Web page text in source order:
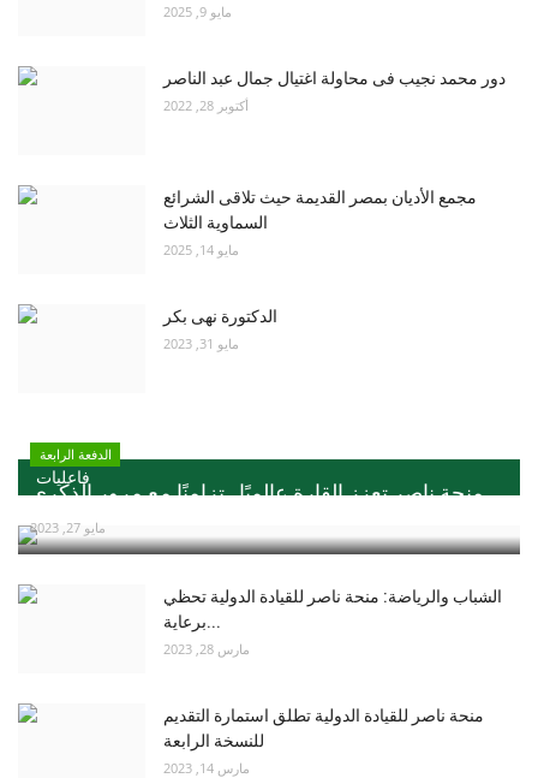
مايو 9, 2025
دور محمد نجيب فى محاولة اغتيال جمال عبد الناصر
أكتوبر 28, 2022
مجمع الأديان بمصر القديمة حيث تلاقى الشرائع
السماوية الثلاث
مايو 14, 2025
الدكتورة نهى بكر
مايو 31, 2023
فاعليات
الدفعة الرابعة
منحة ناصر تعزز القارة عالميًا ..تزامنًا مع مرور الذكري...
مايو 27, 2023
الشباب والرياضة: منحة ناصر للقيادة الدولية تحظي
برعاية...
مارس 28, 2023
منحة ناصر للقيادة الدولية تطلق استمارة التقديم
للنسخة الرابعة
مارس 14, 2023